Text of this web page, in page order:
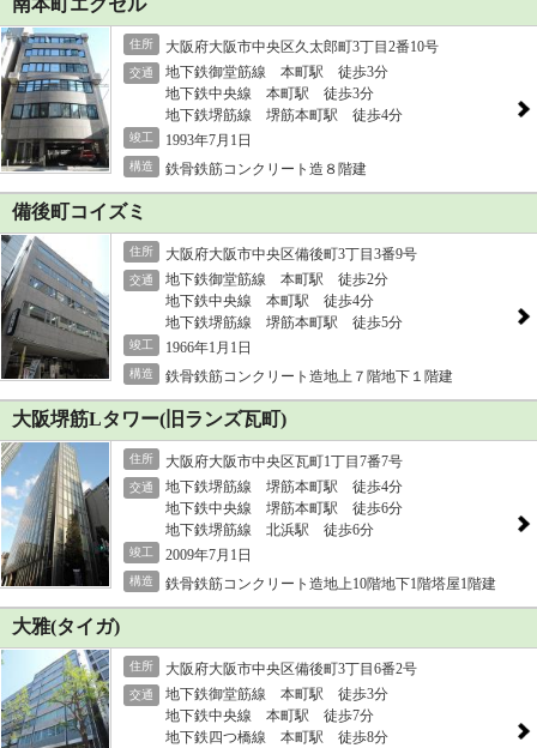
南本町エクセル
住所 大阪府大阪市中央区久太郎町3丁目2番10号
交通
地下鉄御堂筋線 本町駅 徒歩3分
地下鉄中央線 本町駅 徒歩3分
地下鉄堺筋線 堺筋本町駅 徒歩4分
竣工 1993年7月1日
構造 鉄骨鉄筋コンクリート造８階建
備後町コイズミ
住所 大阪府大阪市中央区備後町3丁目3番9号
交通
地下鉄御堂筋線 本町駅 徒歩2分
地下鉄中央線 本町駅 徒歩4分
地下鉄堺筋線 堺筋本町駅 徒歩5分
竣工 1966年1月1日
構造 鉄骨鉄筋コンクリート造地上７階地下１階建
大阪堺筋Lタワー(旧ランズ瓦町)
住所 大阪府大阪市中央区瓦町1丁目7番7号
交通
地下鉄堺筋線 堺筋本町駅 徒歩4分
地下鉄中央線 堺筋本町駅 徒歩6分
地下鉄堺筋線 北浜駅 徒歩6分
竣工 2009年7月1日
構造 鉄骨鉄筋コンクリート造地上10階地下1階塔屋1階建
大雅(タイガ)
住所 大阪府大阪市中央区備後町3丁目6番2号
交通
地下鉄御堂筋線 本町駅 徒歩3分
地下鉄中央線 本町駅 徒歩7分
地下鉄四つ橋線 本町駅 徒歩8分